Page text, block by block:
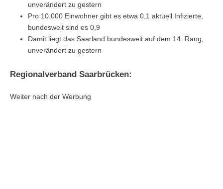
unverändert zu gestern
Pro 10.000 Einwohner gibt es etwa 0,1 aktuell Infizierte,
bundesweit sind es 0,9
Damit liegt das Saarland bundesweit auf dem 14. Rang,
unverändert zu gestern
Regionalverband Saarbrücken:
Weiter nach der Werbung